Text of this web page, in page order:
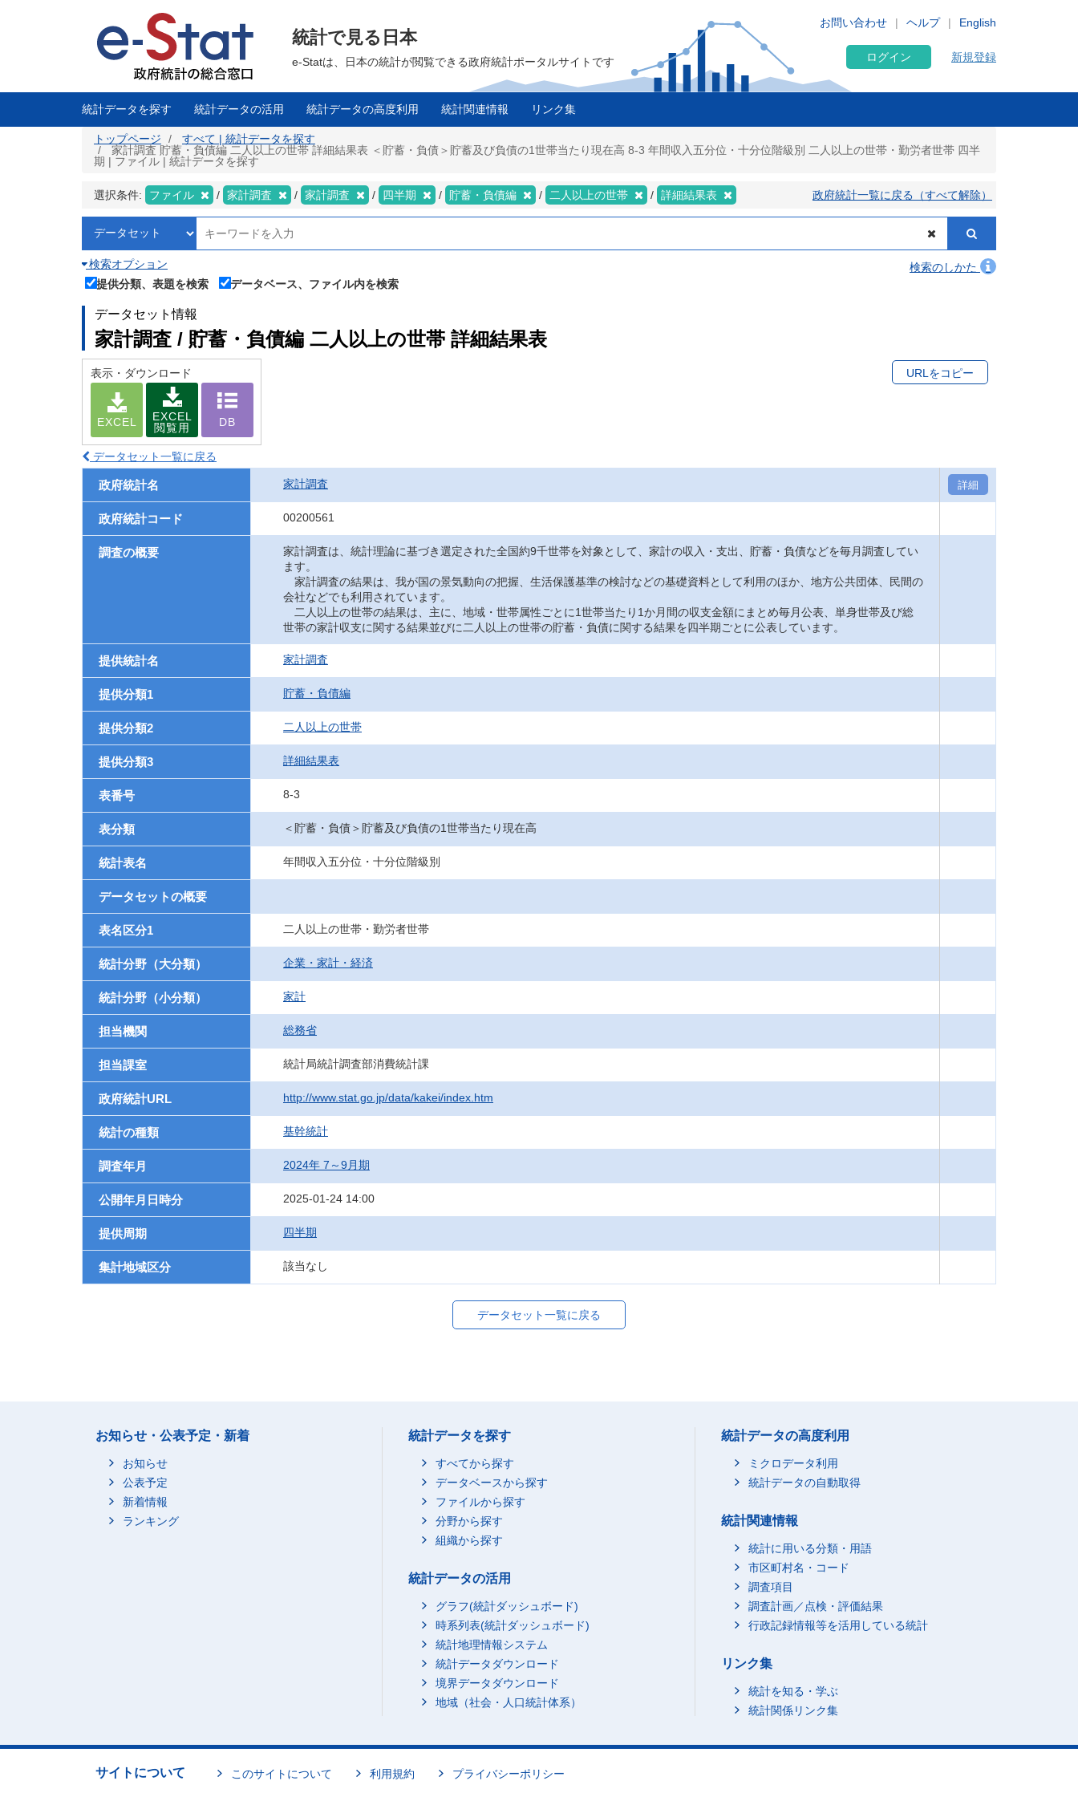
に
English
お問い合わせ ヘルプ
統計で見る日本
e-Statは、日本の統計が閲覧できる政府統計ポータルサイトです ログイン 新規登録
統計データを探す 統計データの活用 統計データの高度利用 統計関連情報 リンク集
トップページ
すべて | 統計データを探す
家計調査 貯蓄・負債編 二人以上の世帯 詳細結果表 ＜貯蓄・負債＞貯蓄及び負債の1世帯当たり現在高 8-3 年間収入五分位・十分位階級別 二人以上の世帯・勤労者世帯 四半
期 | ファイル | 統計データを探す
選択条件: ファイル 家計調査 家計調査 四半期 貯蓄・負債編 二人以上の世帯 詳細結果表 政府統計一覧に戻る（すべて解除）
検索オプション
検索のしかた
提供分類、表題を検索
データベース、ファイル内を検索
データセット情報
家計調査 / 貯蓄・負債編 二人以上の世帯 詳細結果表
表示・ダウンロード
EXCEL
EXCEL
閲覧用
DB
URLをコピー
データセット一覧に戻る
政府統計名 家計調査 詳細
政府統計コード 00200561
調査の概要
家計調査は、統計理論に基づき選定された全国約9千世帯を対象として、家計の収入・支出、貯蓄・負債などを毎月調査してい
ます。
家計調査の結果は、我が国の景気動向の把握、生活保護基準の検討などの基礎資料として利用のほか、地方公共団体、民間の
会社などでも利用されています。
二人以上の世帯の結果は、主に、地域・世帯属性ごとに1世帯当たり1か月間の収支金額にまとめ毎月公表、単身世帯及び総
世帯の家計収支に関する結果並びに二人以上の世帯の貯蓄・負債に関する結果を四半期ごとに公表しています。
提供統計名 家計調査
提供分類1 貯蓄・負債編
提供分類2 二人以上の世帯
提供分類3 詳細結果表
表番号 8-3
表分類 ＜貯蓄・負債＞貯蓄及び負債の1世帯当たり現在高
統計表名 年間収入五分位・十分位階級別
データセットの概要
表名区分1 二人以上の世帯・勤労者世帯
統計分野（大分類） 企業・家計・経済
統計分野（小分類） 家計
担当機関 総務省
担当課室 統計局統計調査部消費統計課
政府統計URL http://www.stat.go.jp/data/kakei/index.htm
統計の種類 基幹統計
調査年月 2024年 7～9月期
公開年月日時分 2025-01-24 14:00
提供周期 四半期
集計地域区分 該当なし
データセット一覧に戻る
お知らせ・公表予定・新着
お知らせ
公表予定
新着情報
ランキング
統計データを探す
すべてから探す
データベースから探す
ファイルから探す
分野から探す
組織から探す
統計データの活用
グラフ(統計ダッシュボード)
時系列表(統計ダッシュボード)
統計地理情報システム
統計データダウンロード
境界データダウンロード
地域（社会・人口統計体系）
統計データの高度利用
ミクロデータ利用
統計データの自動取得
統計関連情報
統計に用いる分類・用語
市区町村名・コード
調査項目
調査計画／点検・評価結果
行政記録情報等を活用している統計
リンク集
統計を知る・学ぶ
統計関係リンク集
サイトについて このサイトについて 利用規約 プライバシーポリシー